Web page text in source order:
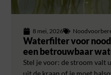
8 mei, 2026
Waterfilter voor
een betrouwbaar
Stel je voor: de stroom valt
uit de kraan of je moet